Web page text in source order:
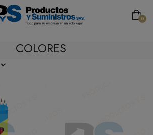
0
COLORES